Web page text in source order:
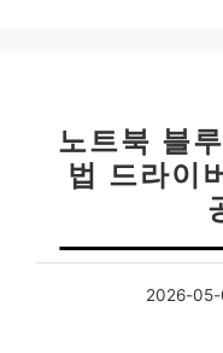
노트북 블
법 드라이
2026-